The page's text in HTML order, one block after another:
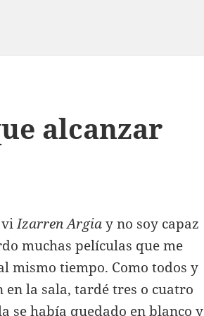
alcanzar
viIzarren Argiay no soy capaz
muchas películas que me
mismo tiempo. Como todos y
en la sala, tardé tres o cuatro
se había quedado en blanco y